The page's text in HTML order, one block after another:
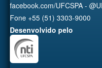
facebook.com/UFCSPA -
Fone +55 (51) 3303-9000
Desenvolvido pelo